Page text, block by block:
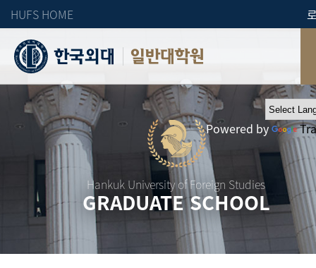
HUFS HOME
일반대학원
Hankuk University of Foreign Studies
GRADUATE SCHOOL
Powered by